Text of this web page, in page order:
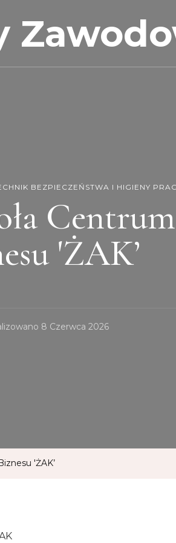
BEZPIECZEŃSTWA I HIGIENY
'ŻAK’
8 Czerwca 2026
'ŻAK’